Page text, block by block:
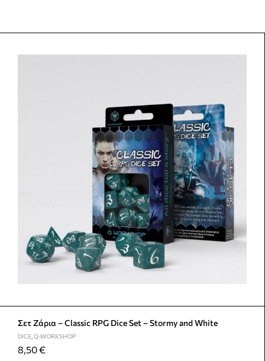
Σετ Ζάρια – Classic RPG Dice Set – Stormy and White
DICE Q-WORKSHOP
8,50€